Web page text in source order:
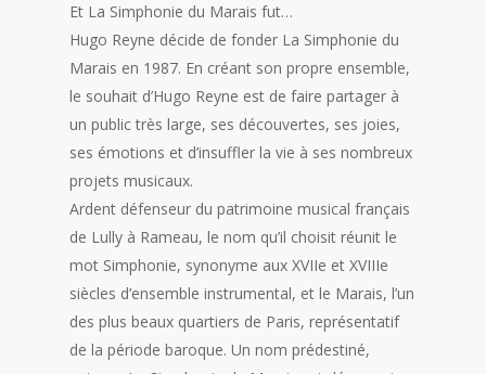
Et La Simphonie du Marais fut…
Hugo Reyne décide de fonder La Simphonie du
Marais en 1987. En créant son propre ensemble,
le souhait d’Hugo Reyne est de faire partager à
un public très large, ses découvertes, ses joies,
ses émotions et d’insuffler la vie à ses nombreux
projets musicaux.
Ardent défenseur du patrimoine musical français
de Lully à Rameau, le nom qu’il choisit réunit le
mot Simphonie, synonyme aux XVIIe et XVIIIe
siècles d’ensemble instrumental, et le Marais, l’un
des plus beaux quartiers de Paris, représentatif
de la période baroque. Un nom prédestiné,